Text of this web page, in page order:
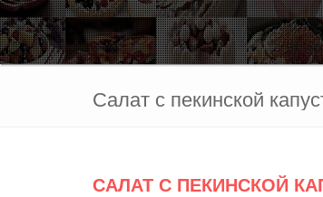
Салат с пекинской
САЛАТ С ПЕКИНСКОЙ